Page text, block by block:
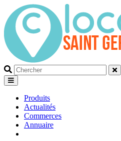
Que
recherchez-
vous?
Produits
Actualités
Commerces
Annuaire